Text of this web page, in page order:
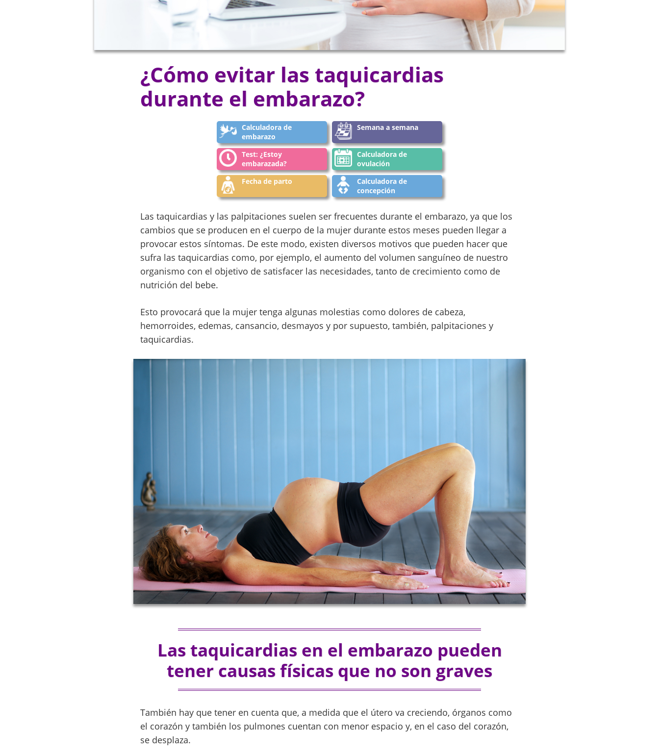
¿Cómo evitar las taquicardias
durante el embarazo?
Calculadora de
embarazo
Semana a semana
Test: ¿Estoy
embarazada?
Calculadora de
ovulación
Fecha de parto
Calculadora de
concepción
Las taquicardias y las palpitaciones suelen ser frecuentes durante el embarazo, ya que los
cambios que se producen en el cuerpo de la mujer durante estos meses pueden llegar a
provocar estos síntomas. De este modo, existen diversos motivos que pueden hacer que
sufra las taquicardias como, por ejemplo, el aumento del volumen sanguíneo de nuestro
organismo con el objetivo de satisfacer las necesidades, tanto de crecimiento como de
nutrición del bebe.
Esto provocará que la mujer tenga algunas molestias como dolores de cabeza,
hemorroides, edemas, cansancio, desmayos y por supuesto, también, palpitaciones y
taquicardias.
Las taquicardias en el embarazo pueden
tener causas físicas que no son graves
También hay que tener en cuenta que, a medida que el útero va creciendo, órganos como
el corazón y también los pulmones cuentan con menor espacio y, en el caso del corazón,
se desplaza.